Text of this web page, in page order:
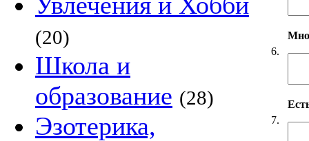
(20)
Школа и
образование (28)
Эзотерика,
6.
7.